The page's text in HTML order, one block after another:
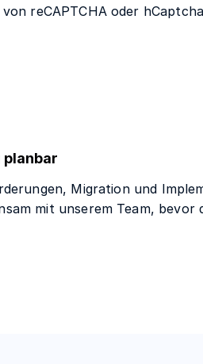
reCAPTCHA oder
planbar
Migration und
mit unserem Team,